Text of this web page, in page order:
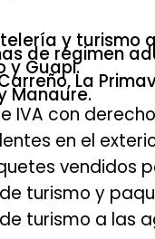
y turismo
de régimen
y Guapi.
La
Manaure.
IVA con
en el
vendidos
turismo y
turismo a las